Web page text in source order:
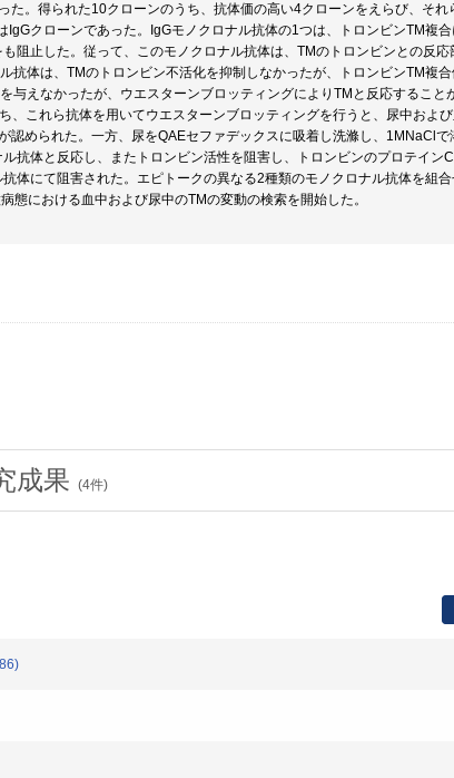
た。得られた10クローンのうち、抗体価の高い4クローンをえらび、それ
クローンであった。IgGモノクロナル抗体の1つは、トロンビンTM複
阻止した。従って、このモノクロナル抗体は、TMのトロンビンとの反
抗体は、TMのトロンビン不活化を抑制しなかったが、トロンビンTM複
与えなかったが、ウエスターンブロッティングによりTMと反応すること
、これら抗体を用いてウエスターンブロッティングを行うと、尿中およ
認められた。一方、尿をQAEセファデックスに吸着し洗滌し、1MNaCl
抗体と反応し、またトロンビン活性を阻害し、トロンビンのプロテインC
体にて阻害された。エピトークの異なる2種類のモノクロナル抗体を組
態における血中および尿中のTMの変動の検索を開始した。
成果 (4件)